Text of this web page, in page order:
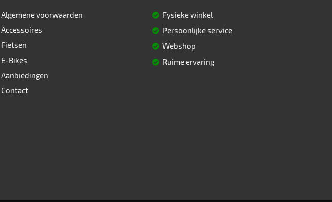
Algemene voorwaarden
Accessoires
Fietsen
E-Bikes
Aanbiedingen
Contact
Fysieke winkel
Persoonlijke service
Webshop
Ruime ervaring